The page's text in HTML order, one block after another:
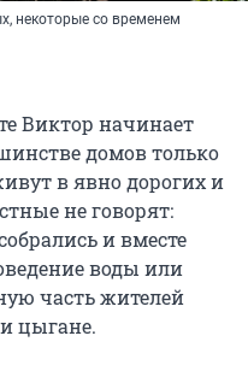
некоторые со временем
Виктор начинает
домов только
в явно дорогих и
не говорят:
и вместе
воды или
часть жителей
цыгане.